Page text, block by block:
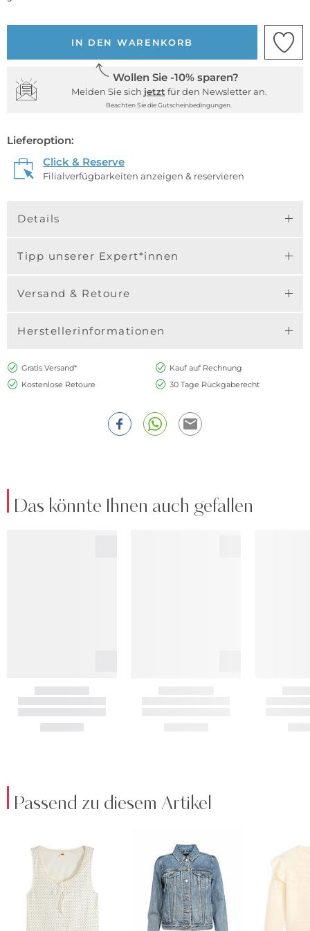
IN DEN WARENKORB
Wollen Sie -10% sparen?
Melden Sie sich jetzt für den Newsletter an.
Beachten Sie die Gutscheinbedingungen.
Lieferoption:
Click & Reserve
Filialverfügbarkeiten anzeigen & reservieren
Details
Tipp unserer Expert*innen
Versand & Retoure
Herstellerinformationen
Gratis Versand*
Kauf auf Rechnung
Kostenlose Retoure
30 Tage Rückgaberecht
Das könnte Ihnen auch gefallen
Passend zu diesem Artikel